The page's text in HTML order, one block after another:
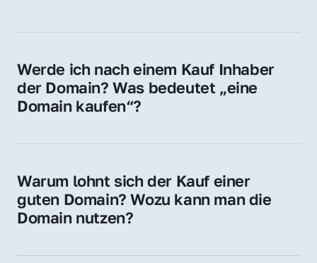
Werde ich nach einem Kauf Inhaber
der Domain? Was bedeutet „eine
Domain kaufen“?
Sie erhalten alle Rechte zur Nutzung,
Domain.
Warum lohnt sich der Kauf einer
guten Domain? Wozu kann man die
Domain nutzen?